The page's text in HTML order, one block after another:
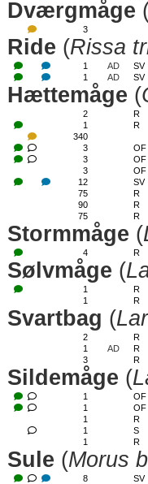
Dværgmåge
3
Ride (Rissa
1 AD SV
1
AD SV
Hættemåge (
2 R
1
R
340
3
OF
3
OF
3
OF
12
SV
75
R
90
R
75
R
Stormmåge (
4 R
Sølvmåge (
1 R
1
R
Svartbag (
2 R
1
AD R
3
R
Sildemåge (
1 OF
1
OF
1
R
1
S
1
R
Sule (Morus
8 SV